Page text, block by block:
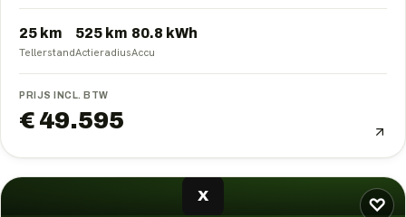
25 km
Tellerstand
525 km
Actieradius
80.8 kWh
Accu
PRIJS INCL. BTW
€ 49.595
♡
X